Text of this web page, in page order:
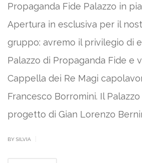
Propaganda Fide Palazzo in
Apertura in esclusiva per il
gruppo: avremo il privilegio di
Palazzo di Propaganda Fide e
Cappella dei Re Magi
Francesco Borromini. Il
progetto di Gian Lorenzo
BY SILVIA